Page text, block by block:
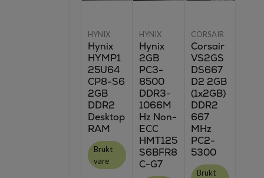
HYNIX
Hynix
HYMP1
25U64
CP8-S6
2GB
DDR2
Desktop
RAM
Brukt
vare
HYNIX
Hynix
2GB
PC3-
8500
DDR3-
1066M
Hz Non-
ECC
HMT125
S6BFR8
C-G7
CORSAIR
Corsair
VS2GS
DS667
D2 2GB
(1x2GB)
DDR2
667
MHz
PC2-
5300
Brukt